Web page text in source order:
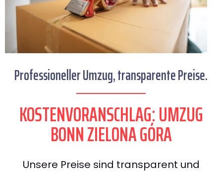
Professioneller Umzug, transparente Preise.
KOSTENVORANSCHLAG: UMZUG
BONN ZIELONA GÓRA
Unsere Preise sind transparent und